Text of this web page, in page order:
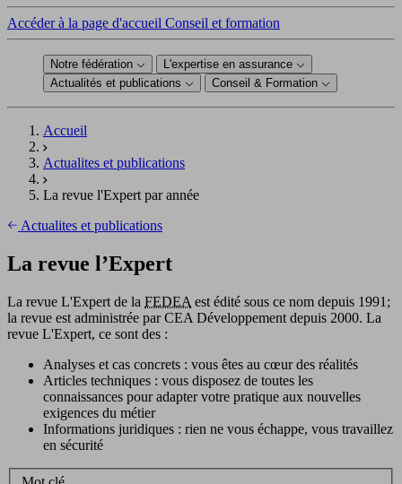
Accéder à la page d'accueil Conseil et formation
Notre fédération
L'expertise en assurance
Actualités et publications
Conseil & Formation
Accueil
Actualites et publications
La revue l'Expert par année
Actualites et publications
La revue l’Expert
La revue L'Expert de la FEDEA est édité sous ce nom depuis 1991;
la revue est administrée par CEA Développement depuis 2000. La
revue L'Expert, ce sont des :
Analyses et cas concrets : vous êtes au cœur des réalités
Articles techniques : vous disposez de toutes les
connaissances pour adapter votre pratique aux nouvelles
exigences du métier
Informations juridiques : rien ne vous échappe, vous travaillez
en sécurité